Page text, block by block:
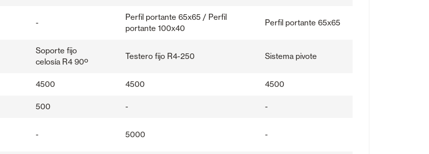
-
Perfil portante 65x65 / Perfil
portante 100x40
Perfil portante 65x65
Soporte fijo
celosía R4 90º
Testero fijo R4-250 Sistema pivote
4500 4500 4500
500 - -
- 5000 -